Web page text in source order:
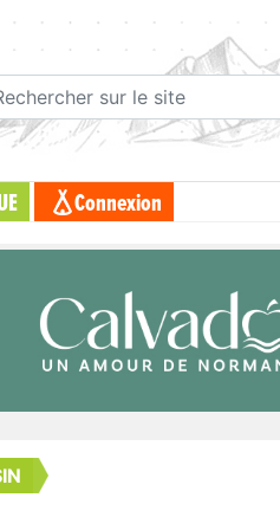
Connexion